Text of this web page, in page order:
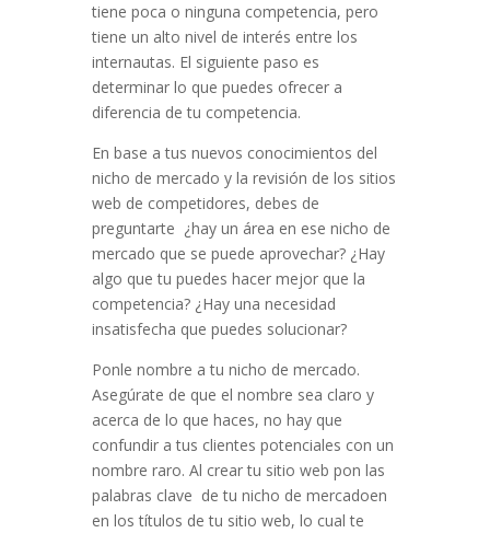
tiene poca o ninguna competencia, pero
tiene un alto nivel de interés entre los
internautas. El siguiente paso es
determinar lo que puedes ofrecer a
diferencia de tu competencia.
En base a tus nuevos conocimientos del
nicho de mercado y la revisión de los sitios
web de competidores, debes de
preguntarte ¿hay un área en ese nicho de
mercado que se puede aprovechar? ¿Hay
algo que tu puedes hacer mejor que la
competencia? ¿Hay una necesidad
insatisfecha que puedes solucionar?
Ponle nombre a tu nicho de mercado.
Asegúrate de que el nombre sea claro y
acerca de lo que haces, no hay que
confundir a tus clientes potenciales con un
nombre raro. Al crear tu sitio web pon las
palabras clave de tu nicho de mercadoen
en los títulos de tu sitio web, lo cual te